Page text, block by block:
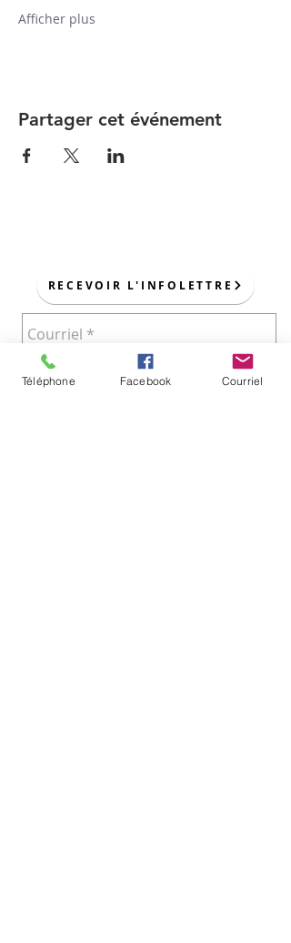
Afficher plus
Partager cet événement
RECEVOIR L'INFOLETTRE
Téléphone Facebook Courriel